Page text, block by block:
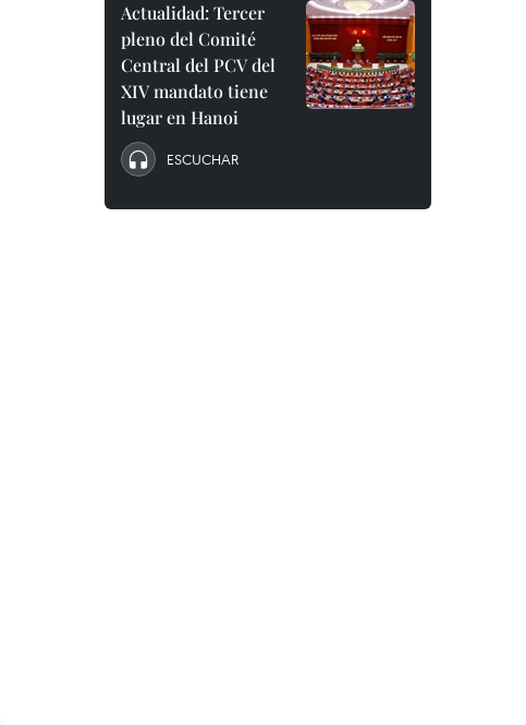
Actualidad: Tercer
pleno del Comité
Central del PCV del
XIV mandato tiene
lugar en Hanoi
ESCUCHAR